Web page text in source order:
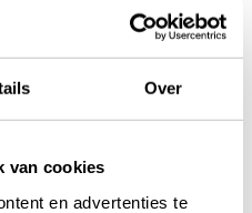
Over
van cookies
en advertenties te
1 van 1